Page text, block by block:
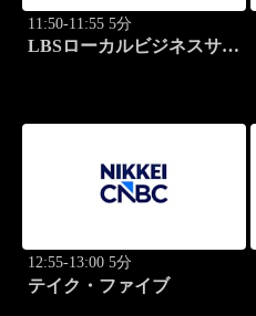
11:50-11:55 5分
LBSローカルビジネスサテ
12:55-13:00 5分
テイク・ファイブ